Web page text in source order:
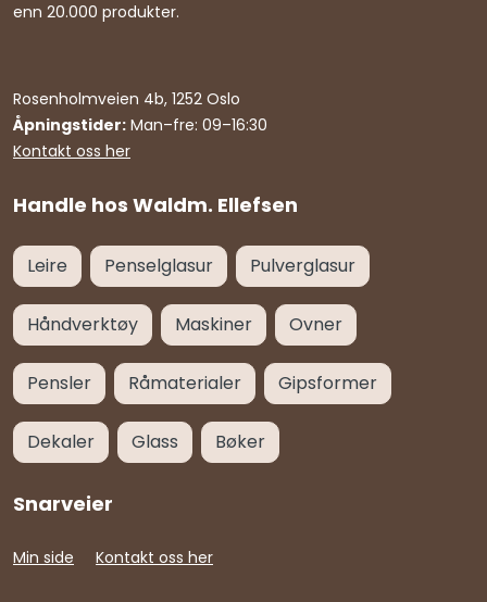
Handle hos Waldm. Ellefsen
enn 20.000 produkter.
Rosenholmveien 4b, 1252 Oslo
Åpningstider: Man–fre: 09–16:30
Kontakt oss her
Leire Penselglasur Pulverglasur
Håndverktøy Maskiner Ovner
Pensler Råmaterialer Gipsformer
Dekaler Glass Bøker
Min side Kontakt oss her
Snarveier